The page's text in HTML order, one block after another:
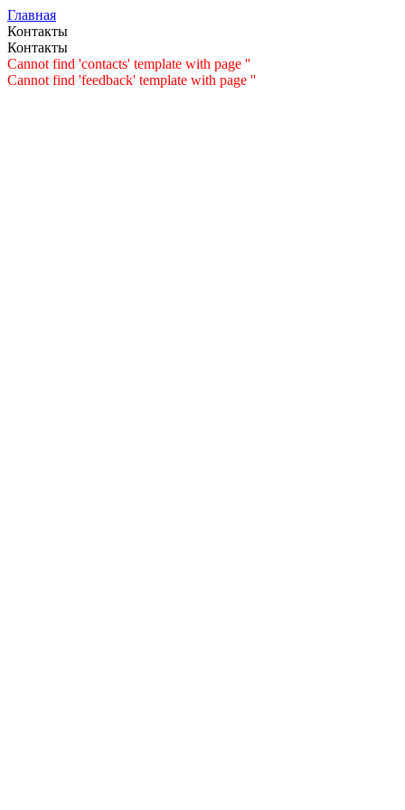
Главная
Контакты
Контакты
Cannot find 'contacts' template with page ''
Cannot find 'feedback' template with page ''